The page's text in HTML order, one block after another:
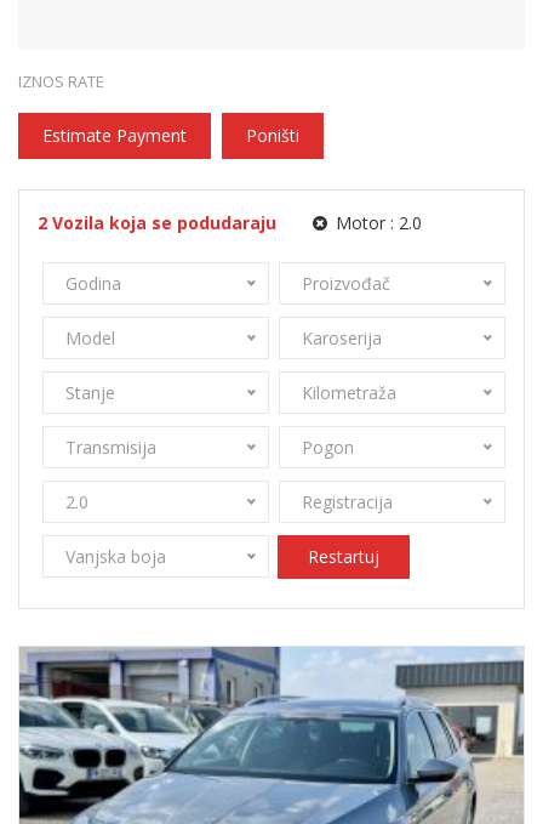
IZNOS RATE
Estimate Payment Poništi
2 Vozila koja se podudaraju Motor : 2.0
Godina Proizvođač
Model Karoserija
Stanje Kilometraža
Transmisija Pogon
2.0 Registracija
Vanjska boja Restartuj